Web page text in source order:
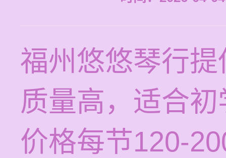
福州悠悠琴行
质量高，适合
价格每节120-